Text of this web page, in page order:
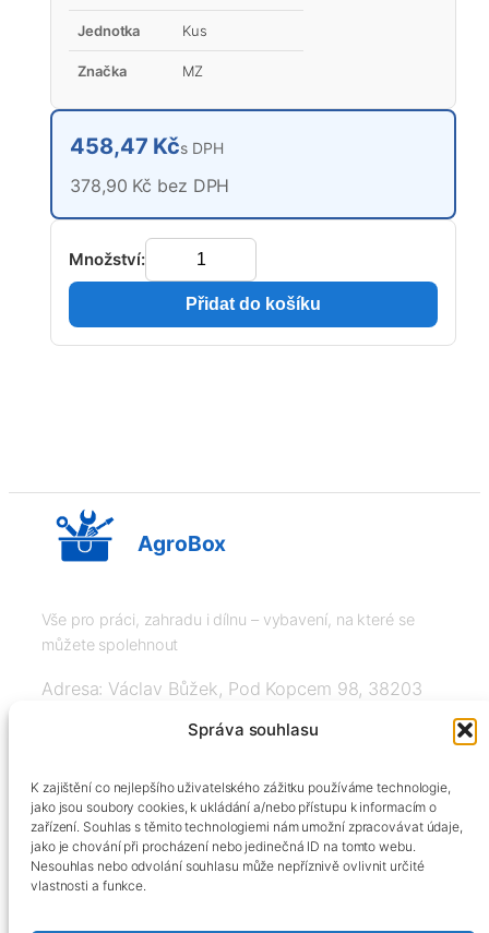
Správa souhlasu
K zajištění co nejlepšího uživatelského zážitku používáme technologie,
jako jsou soubory cookies, k ukládání a/nebo přístupu k informacím o
zařízení. Souhlas s těmito technologiemi nám umožní zpracovávat údaje,
jako je chování při procházení nebo jedinečná ID na tomto webu.
Nesouhlas nebo odvolání souhlasu může nepříznivě ovlivnit určité
vlastnosti a funkce.
Jednotka Kus
Značka MZ
458,47 Kčs DPH
378,90 Kč bez DPH
Množství:
Přidat do košíku
AgroBox
Vše pro práci, zahradu i dílnu – vybavení, na které se
můžete spolehnout
Adresa: Václav Bůžek, Pod Kopcem 98, 38203
+420606334248, info@agrobox.cz